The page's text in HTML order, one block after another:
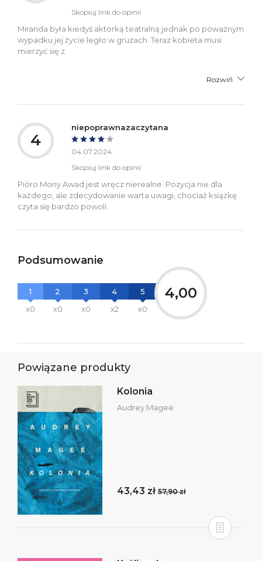
Skopiuj link do opinii
Miranda była kiedyś aktorką teatralną jednak po poważnym
wypadku jej życie legło w gruzach. Teraz kobieta musi
mierzyć się z
Rozwiń
4
niepoprawnazaczytana
04.07.2024
Skopiuj link do opinii
Pióro Mony Awad jest wręcz nierealne. Pozycja nie dla
każdego, ale zdecydowanie warta uwagi, chociaż książkę
czyta się bardzo powoli.
Podsumowanie
1
x0
2
x0
3
x0
4
x2
5
x0
4,00
Powiązane produkty
Kolonia
Audrey Magee
43,43 zł 57,90 zł